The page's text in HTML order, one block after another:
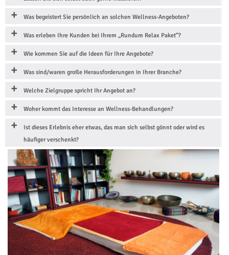
Was begeistert Sie persönlich an solchen Wellness-Angeboten?
Was erleben Ihre Kunden bei Ihrem „Rundum Relax Paket“?
Wie kommen Sie auf die Ideen für Ihre Angebote?
Was sind/waren große Herausforderungen in Ihrer Branche?
Welche Zielgruppe spricht Ihr Angebot an?
Woher kommt das Interesse an Wellness-Behandlungen?
Ist dieses Erlebnis eher etwas, das man sich selbst gönnt oder wird es
häufiger verschenkt?